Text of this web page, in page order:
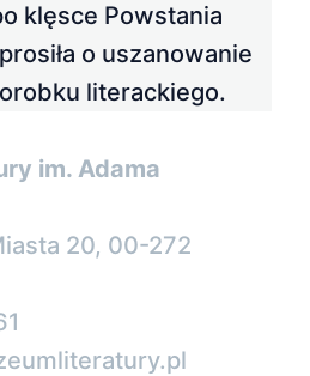
klęsce Powstania
o uszanowanie
literackiego.
im. Adama
20, 00-272